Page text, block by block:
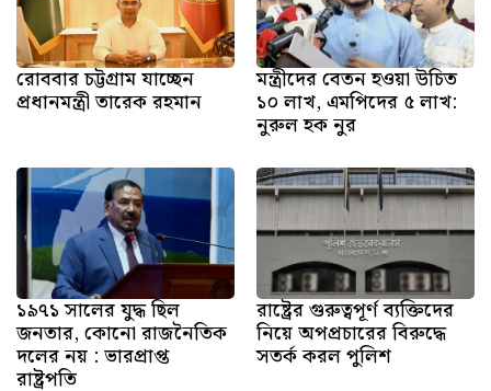
রোববার চট্টগ্রাম যাচ্ছেন
প্রধানমন্ত্রী তারেক রহমান
মন্ত্রীদের বেতন হওয়া উচিত
১০ লাখ, এমপিদের ৫ লাখ:
নুরুল হক নুর
১৯৭১ সালের যুদ্ধ ছিল
জনতার, কোনো রাজনৈতিক
দলের নয় : ভারপ্রাপ্ত
রাষ্ট্রপতি
রাষ্ট্রের গুরুত্বপূর্ণ ব্যক্তিদের
নিয়ে অপপ্রচারের বিরুদ্ধে
সতর্ক করল পুলিশ